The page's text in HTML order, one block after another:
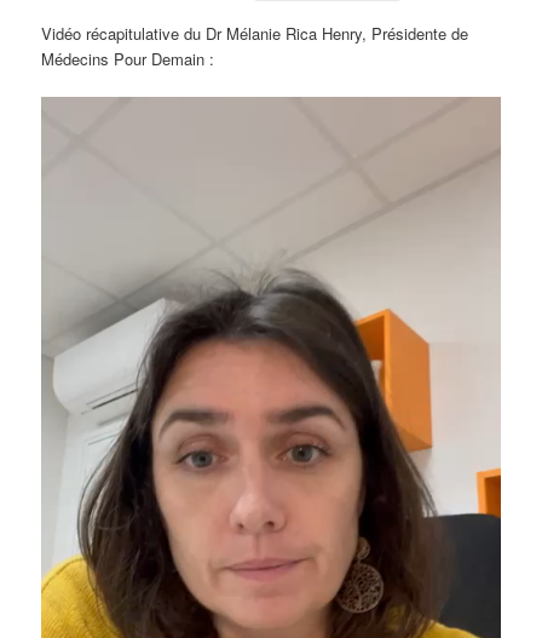
Vidéo récapitulative du Dr Mélanie Rica Henry, Présidente de
Médecins Pour Demain :